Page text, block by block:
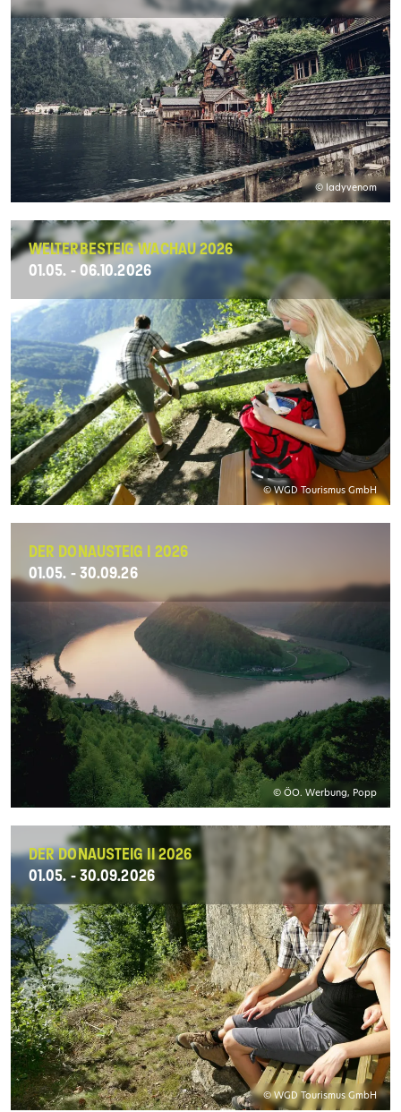
© ladyvenom
WELTERBESTEIG WACHAU 2026
01.05. - 06.10.2026
© WGD Tourismus GmbH
DER DONAUSTEIG I 2026
01.05. - 30.09.26
© ÖO. Werbung, Popp
DER DONAUSTEIG II 2026
01.05. - 30.09.2026
© WGD Tourismus GmbH